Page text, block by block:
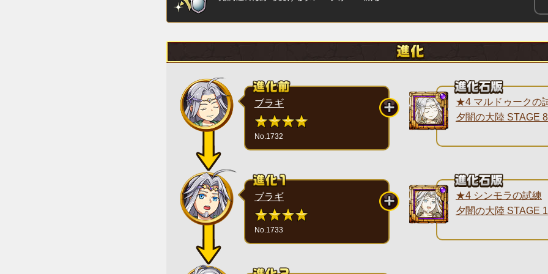
ブラギ
No.1732
★4 マルドゥークの
夕闇の大陸 STAGE 8
ブラギ
No.1733
★4 シンモラの試練
夕闇の大陸 STAGE